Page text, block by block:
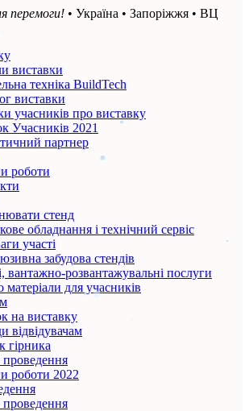
перемоги! • Україна • Запоріжжя • ВЦ
виставки
техніка BuildTech
виставки
учасників про виставку
Учасників 2021
партнер
роботи
стенд
обладнання і технічний сервіс
участі
забудова стендів
вантажно-розвантажувальні послуги
для учасників
на виставку
відвідувачам
гірника
роботи 2022
📌